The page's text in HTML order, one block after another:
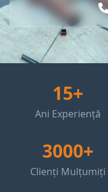
15+
Ani Experiență
3000+
Clienți Mulțumiți